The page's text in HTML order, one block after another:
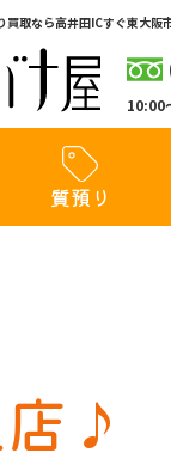
取なら高井田ICすぐ東大阪
10:00
質預り
♪